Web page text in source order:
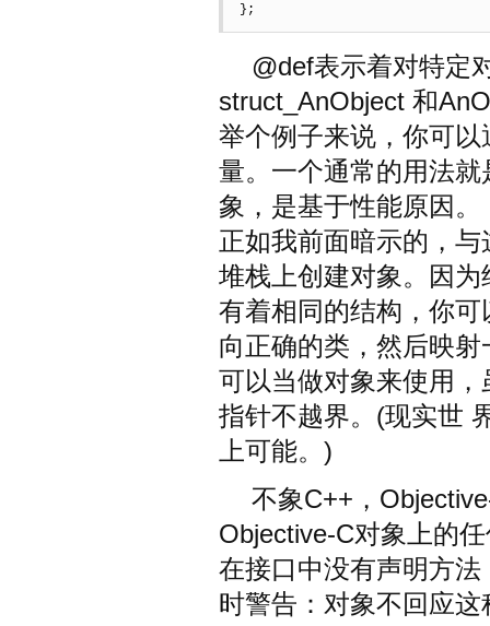
};
@def表示着对特定
struct_AnObject 和
举个例子来说，你可
量。一个通常的用法
象，是基于性能原因。
正如我前面暗示的，
堆栈上创建对象。因
有着相同的结构，你
向正确的类，然后映
可以当做对象来使用
指针不越界。(现实世
上可能。)
不象C++，
Objective-C对象上的
在接口中没有声明方
时警告：对象不回应